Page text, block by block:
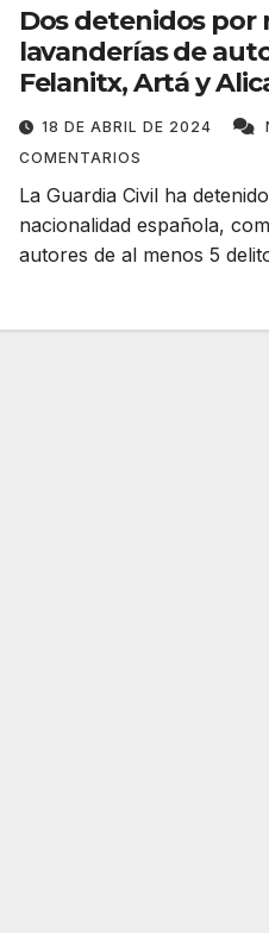
Dos detenidos por
lavanderías de
Felanitx, Artá y
18 DE ABRIL DE 2024
COMENTARIOS
La Guardia Civil ha
nacionalidad española,
autores de al menos 5